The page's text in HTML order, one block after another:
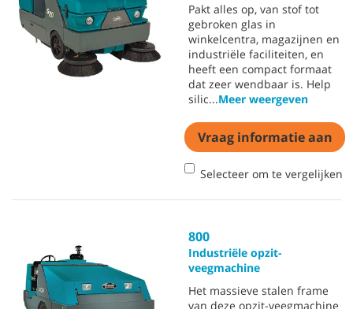
Pakt alles op, van stof tot
gebroken glas in
winkelcentra, magazijnen en
industriële faciliteiten, en
heeft een compact formaat
dat zeer wendbaar is. Help
silic...Meer weergeven
Vraag informatie aan
Selecteer om te vergelijken
800
Industriële opzit-
veegmachine
Het massieve stalen frame
van deze opzit-veegmachine